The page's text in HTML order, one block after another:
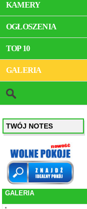
KAMERY
OGŁOSZENIA
TOP 10
GALERIA
TWÓJ NOTES
GALERIA